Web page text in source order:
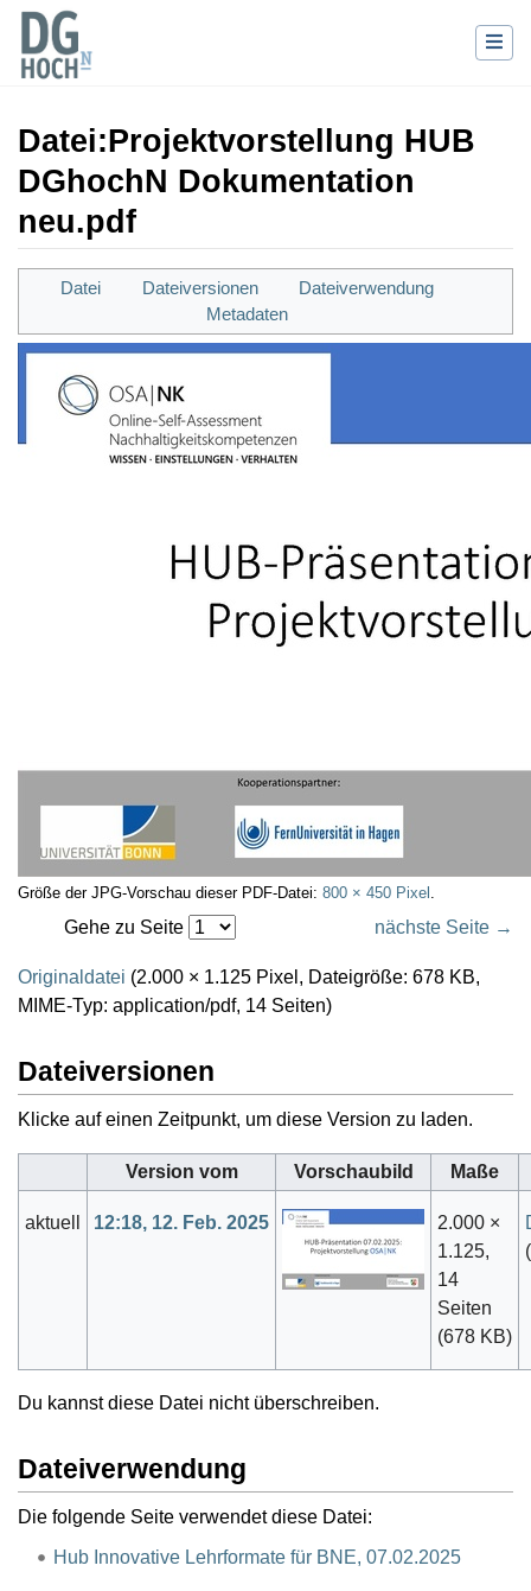
Datei:Projektvorstellung HUB
DGhochN Dokumentation
neu.pdf
Wechseln zu: Navigation,Suche
Datei Dateiversionen
Dateiverwendung
Metadaten
Größe der JPG-Vorschau dieser PDF-Datei: 800 × 450 Pixel .
Gehe zu Seite nächste Seite →
Originaldatei (2.000 × 1.125 Pixel, Dateigröße: 678 KB,
MIME-Typ: application/pdf, 14 Seiten)
Dateiversionen
Klicke auf einen Zeitpunkt, um diese Version zu laden.
Version vom Vorschaubild Maße
aktuell 12:18, 12. Feb. 2025
2.000 ×
1.125,
14
Seiten
(678 KB)
(
Du kannst diese Datei nicht überschreiben.
Dateiverwendung
Die folgende Seite verwendet diese Datei:
Hub Innovative Lehrformate für BNE, 07.02.2025